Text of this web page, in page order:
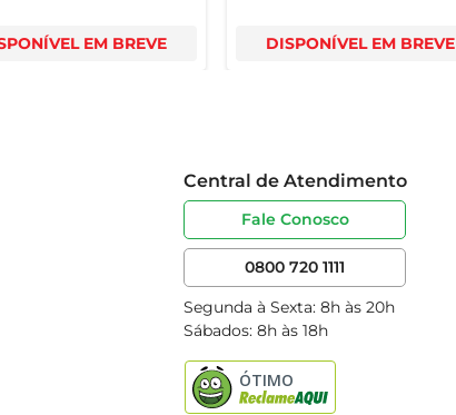
EM BREVE DISPONÍVEL EM BREVE
Central de Atendimento
Fale Conosco
0800 720 1111
Segunda à Sexta: 8h às 20h
Sábados: 8h às 18h